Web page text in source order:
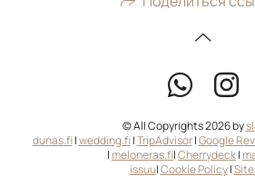
© All Copyrights 2026 by
dunas.fi|wedding.fi|TripAdvisor|Google
| meloneras.fi|Cherrydeck|
issuu|Cookie Policy|